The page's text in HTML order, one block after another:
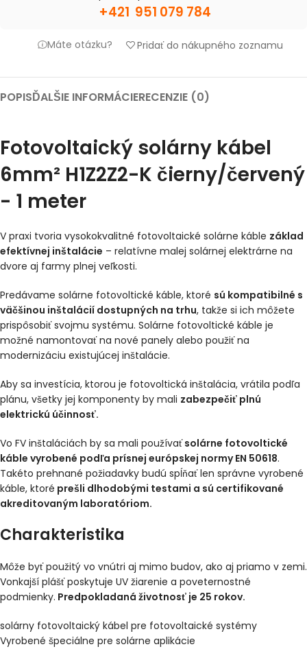
+421 951 079 784
Máte otázku? Pridať do nákupného zoznamu
POPISĎALŠIE INFORMÁCIERECENZIE (0)
Fotovoltaický solárny kábel
6mm² H1Z2Z2-K čierny/červený
- 1 meter
V praxi tvoria vysokokvalitné fotovoltaické solárne káble základ
efektívnej inštalácie – relatívne malej solárnej elektrárne na
dvore aj farmy plnej veľkosti.
Predávame solárne fotovoltické káble, ktoré sú kompatibilné s
väčšinou inštalácií dostupných na trhu, takže si ich môžete
prispôsobiť svojmu systému. Solárne fotovoltické káble je
možné namontovať na nové panely alebo použiť na
modernizáciu existujúcej inštalácie.
Aby sa investícia, ktorou je fotovoltická inštalácia, vrátila podľa
plánu, všetky jej komponenty by mali zabezpečiť plnú
elektrickú účinnosť.
Vo FV inštaláciách by sa mali používaťsolárne fotovoltické
káble vyrobené podľa prísnej európskej normy EN 50618.
Takéto prehnané požiadavky budú spĺňať len správne vyrobené
káble, ktoré prešli dlhodobými testami a sú certifikované
akreditovaným laboratóriom.
Charakteristika
Môže byť použitý vo vnútri aj mimo budov, ako aj priamo v zemi.
Vonkajší plášť poskytuje UV žiarenie a poveternostné
podmienky. Predpokladaná životnosť je 25 rokov.
solárny fotovoltaický kábel pre fotovoltaické systémy
Vyrobené špeciálne pre solárne aplikácie